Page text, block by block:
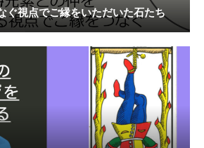
ぐ視点でご縁をいただいた石たち